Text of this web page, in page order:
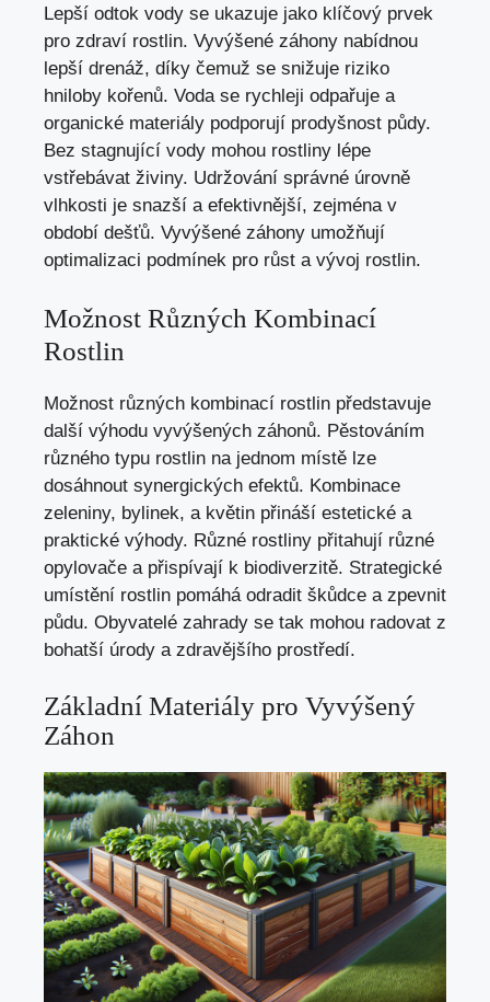
Lepší odtok vody se ukazuje jako klíčový prvek
pro zdraví rostlin. Vyvýšené záhony nabídnou
lepší drenáž, díky čemuž se snižuje riziko
hniloby kořenů. Voda se rychleji odpařuje a
organické materiály podporují prodyšnost půdy.
Bez stagnující vody mohou rostliny lépe
vstřebávat živiny. Udržování správné úrovně
vlhkosti je snazší a efektivnější, zejména v
období dešťů. Vyvýšené záhony umožňují
optimalizaci podmínek pro růst a vývoj rostlin.
Možnost Různých Kombinací
Rostlin
Možnost různých kombinací rostlin představuje
další výhodu vyvýšených záhonů. Pěstováním
různého typu rostlin na jednom místě lze
dosáhnout synergických efektů. Kombinace
zeleniny, bylinek, a květin přináší estetické a
praktické výhody. Různé rostliny přitahují různé
opylovače a přispívají k biodiverzitě. Strategické
umístění rostlin pomáhá odradit škůdce a zpevnit
půdu. Obyvatelé zahrady se tak mohou radovat z
bohatší úrody a zdravějšího prostředí.
Základní Materiály pro Vyvýšený
Záhon